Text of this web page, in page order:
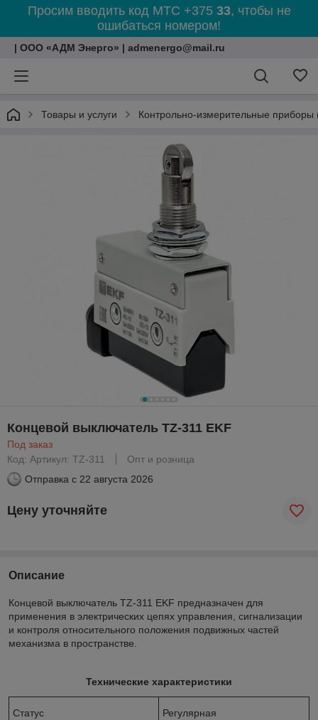
Просим вводить код МТС +375 33, чтобы не
ошибаться номером!
| ООО «АДМ Энерго» | admenergo@mail.ru
Товары и услуги Контрольно-измерительные
Концевой выключатель TZ-311 EKF
Под заказ
Код: Артикул: TZ-311
Опт и розница
Отправка с 22 августа 2026
Цену уточняйте
Описание
Концевой выключатель TZ-311 EKF предназначен для
применения в электрических цепях управления, сигнализации
и контроля относительного положения подвижных частей
механизма в пространстве.
Технические характеристики
Статус Регулярная